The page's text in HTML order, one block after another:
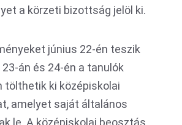
a körzeti bizottság jelöl ki.
június 22-én teszik
án és 24-én a tanulók
tölthetik ki középiskolai
amelyet saját általános
le. A középiskolai beosztás